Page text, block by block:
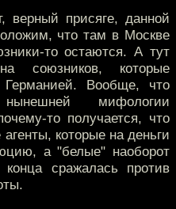
верный присяге, данной
что там в Москве
то остаются. А тут
союзников, которые
Вообще, что
мифологии
то получается, что
которые на деньги
а "белые" наоборот
сражалась против